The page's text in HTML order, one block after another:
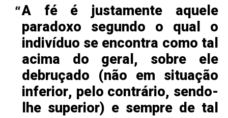
A fé é justamente aquele
paradoxo segundo o qual o
indivíduo se encontra como tal
acima do geral, sobre ele
debruçado (não em situação
inferior, pelo contrário, sendo-
lhe superior) e sempre de tal